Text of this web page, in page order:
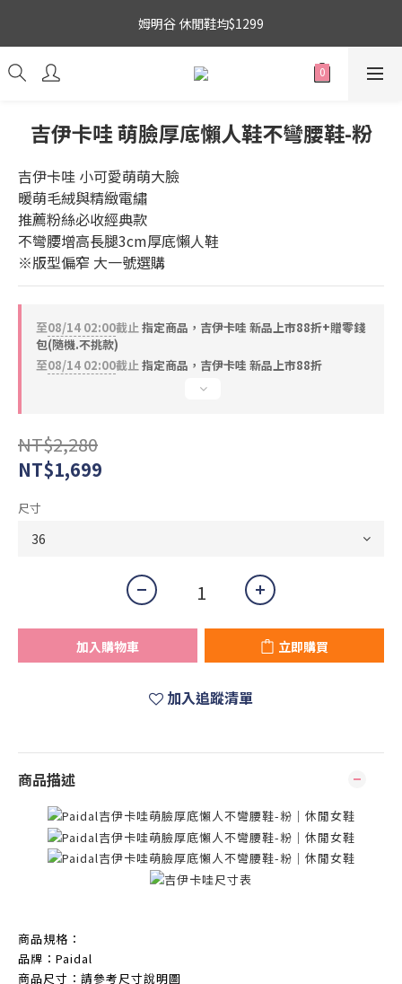
吉伊卡哇 新品上市88折+滿件贈零錢包(隨機)
姆明谷 休閒鞋均$1299
15
1
0
4
3
2
1
7
6
5
4
2
1
3
2
1
0
分
4
3
9
8
4
3
吉伊卡哇 萌臉厚底懶人鞋不彎腰鞋-粉
吉伊卡哇 小可愛萌萌大臉
暖萌毛絨與精緻電繡
推薦粉絲必收經典款
不彎腰增高長腿3cm厚底懶人鞋
※版型偏窄 大一號選購
至08/14 02:00截止指定商品，吉伊卡哇 新品上市88折+贈零錢
包(隨機.不挑款)
至08/14 02:00截止指定商品，吉伊卡哇 新品上市88折
NT$2,280
NT$1,699
尺寸
加入購物車 立即購買
加入追蹤清單
商品描述
商品規格：
品牌：Paidal
商品尺寸：請參考尺寸說明圖